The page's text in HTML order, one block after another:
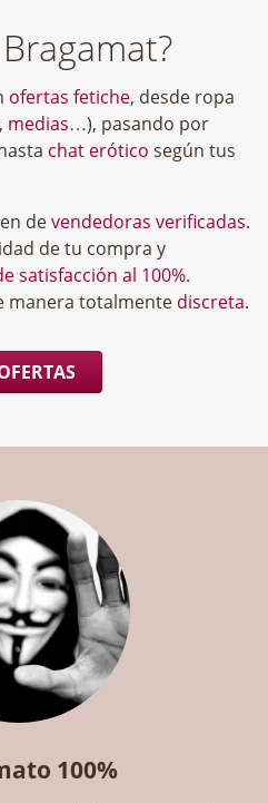
ofertas fetiche, desde ropa
, medias…), pasando por
chat erótico según tus
devendedoras verificadas.
de tu compra y
satisfacción al 100%.
manera totalmente discreta.
100%